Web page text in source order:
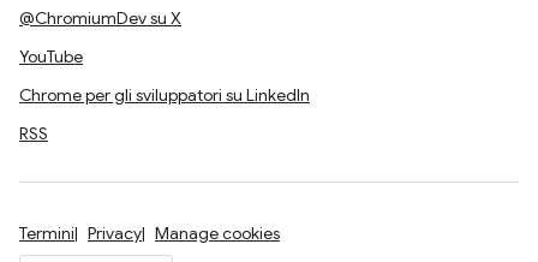
@ChromiumDev su X
YouTube
Chrome per gli sviluppatori su LinkedIn
RSS
Termini Privacy Manage cookies